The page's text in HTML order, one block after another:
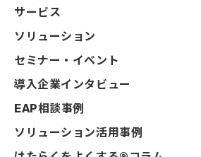
サービス
ソリューション
セミナー・イベント
導入企業インタビュー
EAP相談事例
ソリューション活用事例